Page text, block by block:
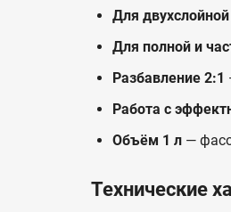
Для
Для полной и
Разбавление 2:1
Работа с
Объём 1 л —
Технические